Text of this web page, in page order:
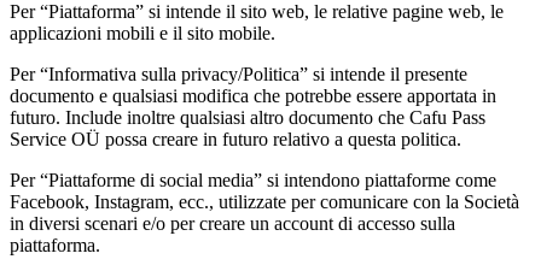
Per “Piattaforma” si intende il sito web, le relative pagine web, le
applicazioni mobili e il sito mobile.
Per “Informativa sulla privacy/Politica” si intende il presente
documento e qualsiasi modifica che potrebbe essere apportata in
futuro. Include inoltre qualsiasi altro documento che Cafu Pass
Service OÜ possa creare in futuro relativo a questa politica.
Per “Piattaforme di social media” si intendono piattaforme come
Facebook, Instagram, ecc., utilizzate per comunicare con la Società
in diversi scenari e/o per creare un account di accesso sulla
piattaforma.